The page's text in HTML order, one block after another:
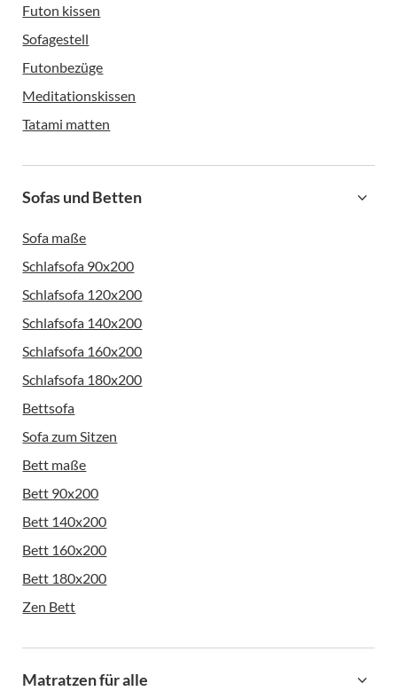
Futon kissen
Sofagestell
Futonbezüge
Meditationskissen
Tatami matten
Sofas und Betten
Sofa maße
Schlafsofa 90x200
Schlafsofa 120x200
Schlafsofa 140x200
Schlafsofa 160x200
Schlafsofa 180x200
Bettsofa
Sofa zum Sitzen
Bett maße
Bett 90x200
Bett 140x200
Bett 160x200
Bett 180x200
Zen Bett
Matratzen für alle